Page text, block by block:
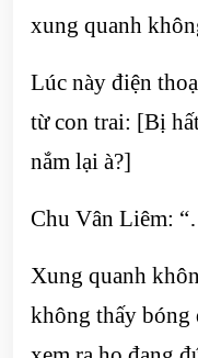
xung quanh
Lúc này điện
từ con trai: [Bị
nắm lại à?]
Chu Vân Liêm:
Xung quanh
không thấy bóng